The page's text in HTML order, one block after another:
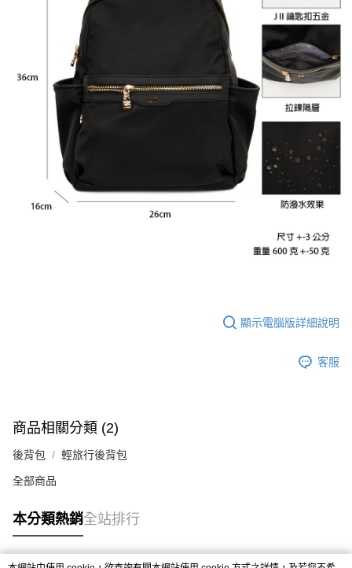
顯示電腦版詳細說明
客服
商品相關分類 (2)
後背包 輕旅行後背包
全部商品
本分類熱銷全站排行